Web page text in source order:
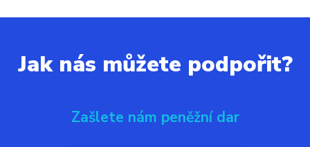
Jak nás můžete podpořit?
Zašlete nám peněžní dar